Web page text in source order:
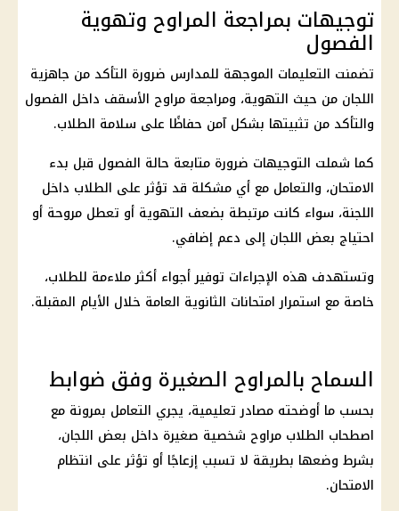
توجيهات بمراجعة المراوح وتهوية
الفصول
تضمنت التعليمات الموجهة للمدارس ضرورة التأكد من جاهزية
اللجان من حيث التهوية، ومراجعة مراوح الأسقف داخل الفصول
والتأكد من تثبيتها بشكل آمن حفاظًا على سلامة الطلاب.
كما شملت التوجيهات ضرورة متابعة حالة الفصول قبل بدء
الامتحان، والتعامل مع أي مشكلة قد تؤثر على الطلاب داخل
اللجنة، سواء كانت مرتبطة بضعف التهوية أو تعطل مروحة أو
احتياج بعض اللجان إلى دعم إضافي.
وتستهدف هذه الإجراءات توفير أجواء أكثر ملاءمة للطلاب،
خاصة مع استمرار امتحانات الثانوية العامة خلال الأيام المقبلة.
السماح بالمراوح الصغيرة وفق ضوابط
بحسب ما أوضحته مصادر تعليمية، يجري التعامل بمرونة مع
اصطحاب الطلاب مراوح شخصية صغيرة داخل بعض اللجان،
بشرط وضعها بطريقة لا تسبب إزعاجًا أو تؤثر على انتظام
الامتحان.